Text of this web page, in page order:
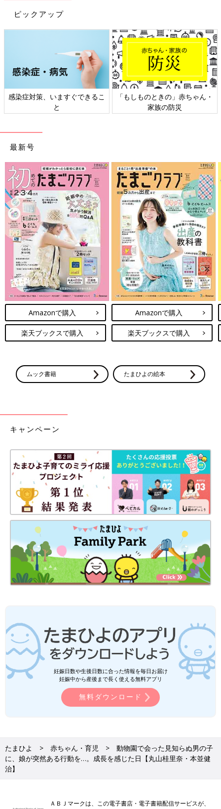
ピックアップ
感染症対策、いますぐできるこ
と
「もしものときの」赤ちゃん・
家族の防災
最新号
Amazonで購入
楽天ブックスで購入
Amazonで購入
楽天ブックスで購入
ムック書籍 たまひよの絵本
キャンペーン
妊娠日数や生後日数に合った情報を毎日お届け
妊娠中から産後まで長く使える無料アプリ
無料ダウンロード
たまひよ 赤ちゃん・育児
動物園で会った見知らぬ男の子
に、娘が突然ある行動を…。成長を感じた日【丸山桂里奈・本並健
治】
ＡＢＪマークは、この電子書店・電子書籍配信サービスが、